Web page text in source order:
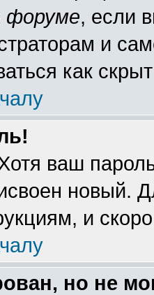
форуме, если
и
как
ваш
новый.
и
но не